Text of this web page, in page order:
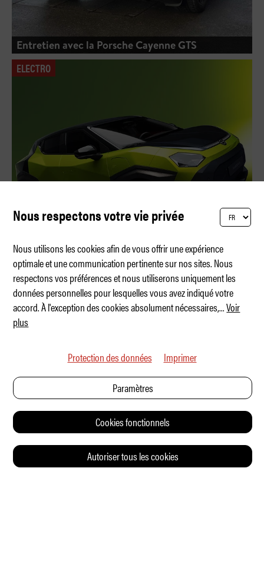
Entretien avec la Porsche Cayenne GTS
ELECTRO
Le Nissan Juke passe au tout électrique
Nous respectons votre vie privée
Nous utilisons les cookies afin de vous offrir une expérience
optimale et une communication pertinente sur nos sites. Nous
respectons vos préférences et nous utiliserons uniquement les
données personnelles pour lesquelles vous avez indiqué votre
accord. À l'exception des cookies absolument nécessaires,...Voir
plus
Protection des données Imprimer
Paramètres
Cookies fonctionnels
Autoriser tous les cookies